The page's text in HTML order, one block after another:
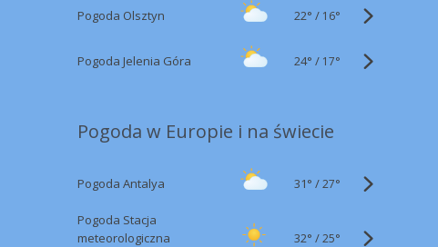
Pogoda Olsztyn 22° / 16°
Pogoda Jelenia Góra 24° / 17°
Pogoda w Europie i na świecie
Pogoda Antalya 31° /27°
Pogoda Stacja
meteorologiczna
32° /25°